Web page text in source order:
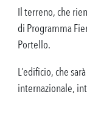
Il terreno, che
di Programma
Portello.
L’edificio, che
internazionale,